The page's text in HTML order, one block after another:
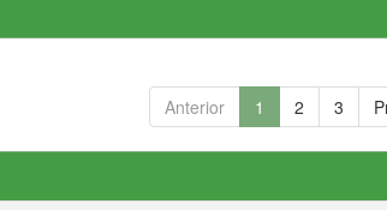
Anterior 1 2 3